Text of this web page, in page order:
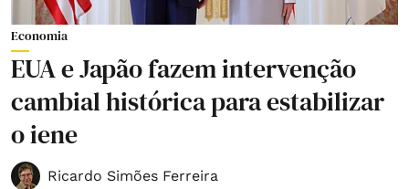
Economia
EUA e Japão fazem intervenção
cambial histórica para estabilizar
o iene
Ricardo Simões Ferreira